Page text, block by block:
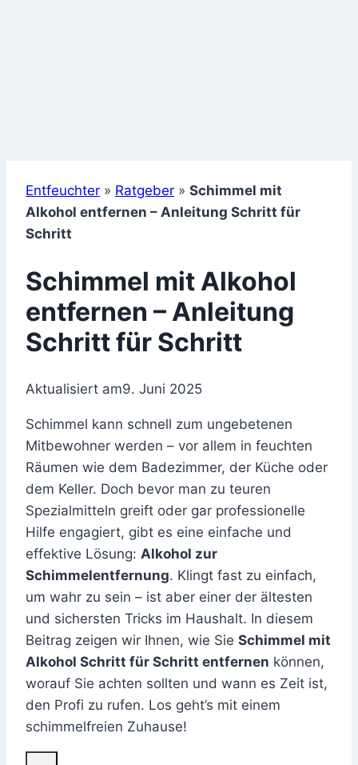
Entfeuchter » Ratgeber » Schimmel mit
Alkohol entfernen – Anleitung Schritt für
Schritt
Schimmel mit Alkohol
entfernen – Anleitung
Schritt für Schritt
Aktualisiert am9. Juni 2025
Schimmel kann schnell zum ungebetenen
Mitbewohner werden – vor allem in feuchten
Räumen wie dem Badezimmer, der Küche oder
dem Keller. Doch bevor man zu teuren
Spezialmitteln greift oder gar professionelle
Hilfe engagiert, gibt es eine einfache und
effektive Lösung: Alkohol zur
Schimmelentfernung. Klingt fast zu einfach,
um wahr zu sein – ist aber einer der ältesten
und sichersten Tricks im Haushalt. In diesem
Beitrag zeigen wir Ihnen, wie Sie Schimmel mit
Alkohol Schritt für Schritt entfernen können,
worauf Sie achten sollten und wann es Zeit ist,
den Profi zu rufen. Los geht’s mit einem
schimmelfreien Zuhause!